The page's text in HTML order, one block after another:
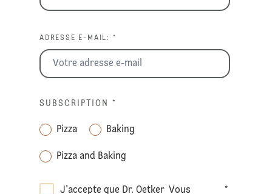
ADRESSE E-MAIL: *
SUBSCRIPTION *
Pizza Baking
Pizza and Baking
J'accepte que Dr. Oetker Vous
*